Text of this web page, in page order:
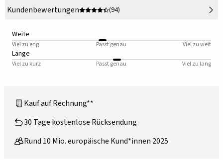
Kundenbewertungen
(94)
Weite
Viel zu eng Passt genau Viel zu weit
Länge
Viel zu kurz Passt genau Viel zu lang
Kauf auf Rechnung**
30 Tage kostenlose Rücksendung
Rund 10 Mio. europäische Kund*innen 2025